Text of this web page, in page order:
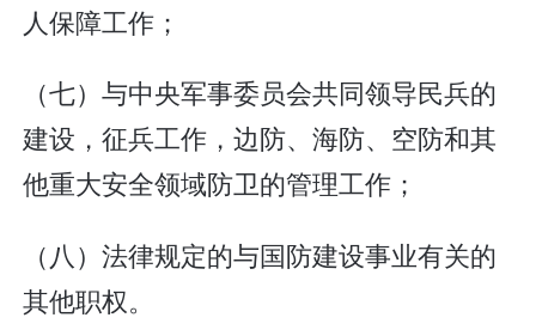
人保障工作；
（七）与中央军事委员会共同领导民兵的
建设，征兵工作，边防、海防、空防和其
他重大安全领域防卫的管理工作；
（八）法律规定的与国防建设事业有关的
其他职权。